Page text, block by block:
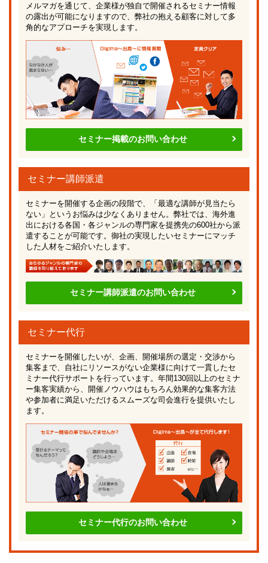
メルマガを通じて、企業様が独自で開催されるセミナー情報
の露出が可能になりますので、弊社の抱える顧客に対して多
角的なアプローチを実現します。
セミナー掲載のお問い合わせ
セミナー講師派遣
セミナーを開催する企画の段階で、「最適な講師が見当たら
ない」というお悩みは少なくありません。弊社では、海外進
出における各国・各ジャンルの専門家を提携先の600社から派
遣することが可能です。御社の実現したいセミナーにマッチ
した人材をご紹介いたします。
セミナー講師派遣のお問い合わせ
セミナー代行
セミナーを開催したいが、企画、開催場所の選定・交渉から
集客まで、自社にリソースがない企業様に向けて一貫したセ
ミナー代行サポートを行っています。年間130回以上のセミナ
ー集客実績から、開催ノウハウはもちろん効果的な集客方法
や参加者に満足いただけるスムーズな司会進行を提供いたし
ます。
セミナー代行のお問い合わせ